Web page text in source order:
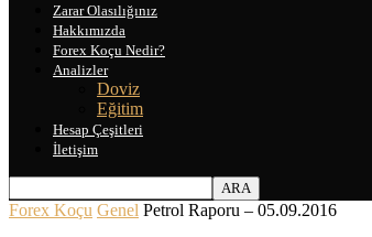
Zarar Olasılığınız
Hakkımızda
Forex Koçu Nedir?
Analizler
Doviz
Eğitim
Hesap Çeşitleri
İletişim
Forex Koçu Genel Petrol Raporu – 05.09.2016